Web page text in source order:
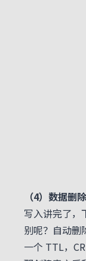
（4）数据删除
写入讲完了，
别呢？自动删
一个 TTL，